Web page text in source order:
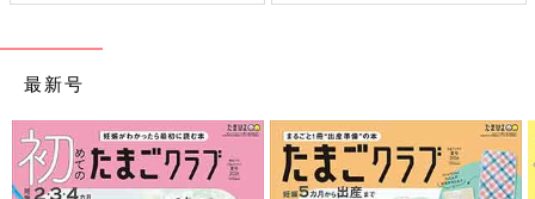
最新号